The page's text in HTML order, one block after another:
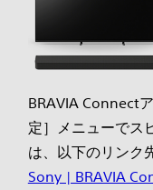
BRAVIA Connect
定］メニューでス
は、以下のリンク
Sony | BRAVIA